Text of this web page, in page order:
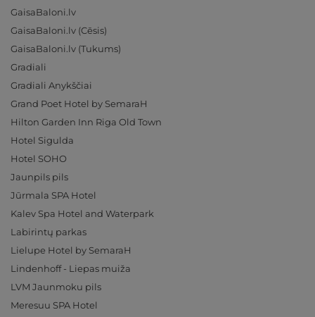
GaisaBaloni.lv
GaisaBaloni.lv (Cēsis)
GaisaBaloni.lv (Tukums)
Gradiali
Gradiali Anykščiai
Grand Poet Hotel by SemaraH
Hilton Garden Inn Riga Old Town
Hotel Sigulda
Hotel SOHO
Jaunpils pils
Jūrmala SPA Hotel
Kalev Spa Hotel and Waterpark
Labirintų parkas
Lielupe Hotel by SemaraH
Lindenhoff - Liepas muiža
LVM Jaunmoku pils
Meresuu SPA Hotel